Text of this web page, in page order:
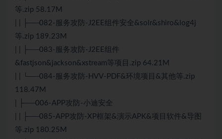
等.zip 58.17M
| | ├──082-服务攻防-J2EE组件安全&solr&shiro&log4j
等.zip 189.23M
| | ├──083-服务攻防-J2EE组件
&fastjson&jackson&xstream等项目.zip 64.21M
| | └──084-服务攻防-HVV-PDF&环境项目&其他等.zip
118.47M
| ├──006-APP攻防-小迪安全
| | ├──085-APP攻防-XP框架&演示APK&项目软件&导图
等.zip 180.25M